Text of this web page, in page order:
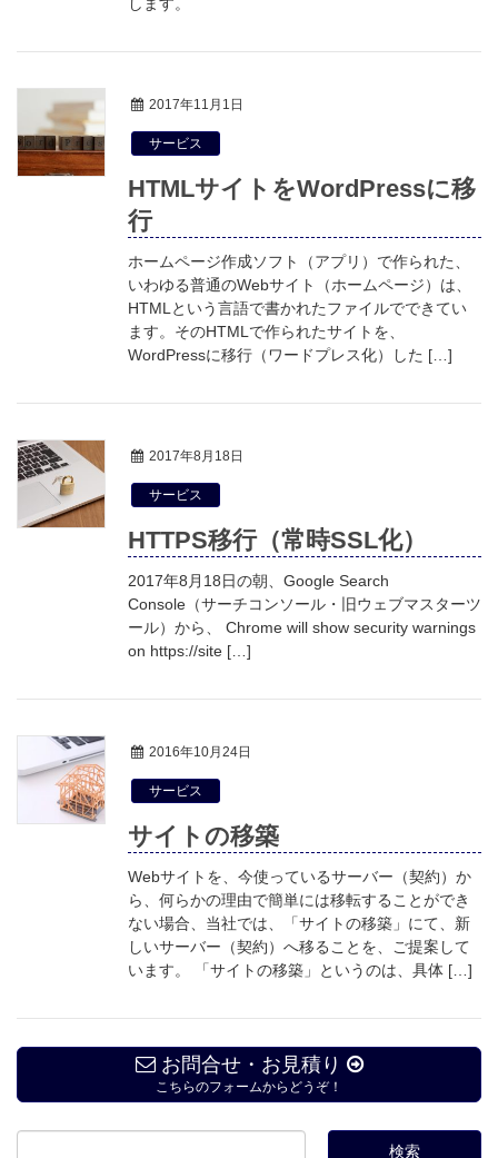
2017年11月1日
サービス
HTMLサイトをWordPressに移
行
ホームページ作成ソフト（アプリ）で作られた、
いわゆる普通のWebサイト（ホームページ）は、
HTMLという言語で書かれたファイルでできてい
ます。そのHTMLで作られたサイトを、
WordPressに移行（ワードプレス化）した […]
2017年8月18日
サービス
HTTPS移行（常時SSL化）
2017年8月18日の朝、Google Search
Console（サーチコンソール・旧ウェブマスターツ
ール）から、 Chrome will show security warnings
on https://site […]
2016年10月24日
サービス
サイトの移築
Webサイトを、今使っているサーバー（契約）か
ら、何らかの理由で簡単には移転することができ
ない場合、当社では、「サイトの移築」にて、新
しいサーバー（契約）へ移ることを、ご提案して
います。 「サイトの移築」というのは、具体 […]
お問合せ・お見積り
こちらのフォームからどうぞ！